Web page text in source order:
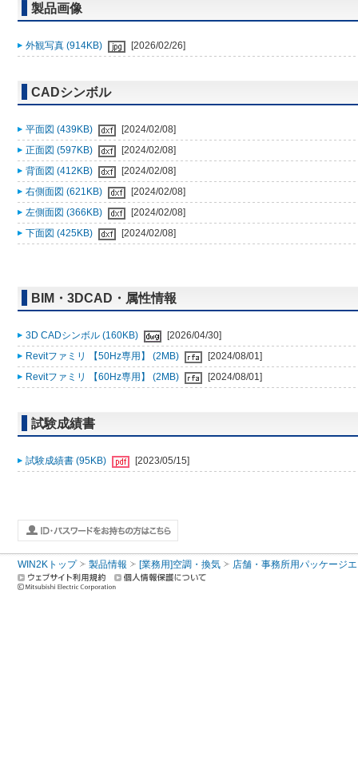
製品画像
外観写真 (914KB) [2026/02/26]
CADシンボル
平面図 (439KB)
[2024/02/08]
正面図 (597KB)
[2024/02/08]
背面図 (412KB)
[2024/02/08]
右側面図 (621KB)
[2024/02/08]
左側面図 (366KB)
[2024/02/08]
下面図 (425KB)
[2024/02/08]
BIM・3DCAD・属性情報
3D CADシンボル (160KB)
[2026/04/30]
Revitファミリ 【50Hz専用】 (2MB)
[2024/08/01]
Revitファミリ 【60Hz専用】 (2MB)
[2024/08/01]
試験成績書
試験成績書 (95KB) [2023/05/15]
WIN2Kトップ 製品情報 [業務用]空調・換気 店舗・事務所用パッケージ